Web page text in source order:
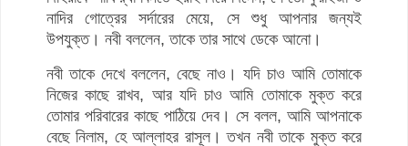
নাদির গোত্রের সর্দারের মেয়ে, সে শুধু আপনার জন্যই
উপযুক্ত। নবী বললেন, তাকে তার সাথে ডেকে আনো।
নবী তাকে দেখে বললেন, বেছে নাও। যদি চাও আমি তোমাকে
নিজের কাছে রাখব, আর যদি চাও আমি তোমাকে মুক্ত করে
তোমার পরিবারের কাছে পাঠিয়ে দেব। সে বলল, আমি আপনাকে
বেছে নিলাম, হে আল্লাহর রাসূল। তখন নবী তাকে মুক্ত করে